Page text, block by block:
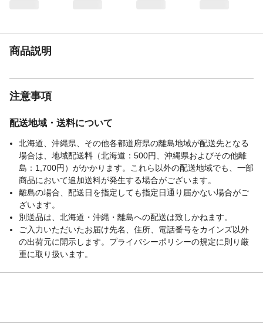
商品説明
注意事項
配送地域・送料について
北海道、沖縄県、その他各都道府県の離島地域が配送先となる
場合は、地域配送料（北海道：500円、沖縄県およびその他離
島：1,700円）がかかります。これら以外の配送地域でも、一部
商品において追加送料が発生する場合がございます。
離島の場合、配送日を指定しても指定日通り届かない場合がご
ざいます。
別送品は、北海道・沖縄・離島への配送は致しかねます。
ご入力いただいたお届け先名、住所、電話番号をカインズ以外
の出荷元に開示します。プライバシーポリシーの規定に則り厳
重に取り扱います。